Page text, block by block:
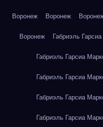
Воронеж Воронеж
Воронеж Габриэль
Габриэль Гарсиа
Габриэль Гарсиа
Габриэль Гарсиа
Габриэль Гарсиа